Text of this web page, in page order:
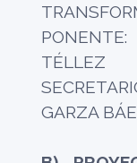
TÉLLEZ
GARZA